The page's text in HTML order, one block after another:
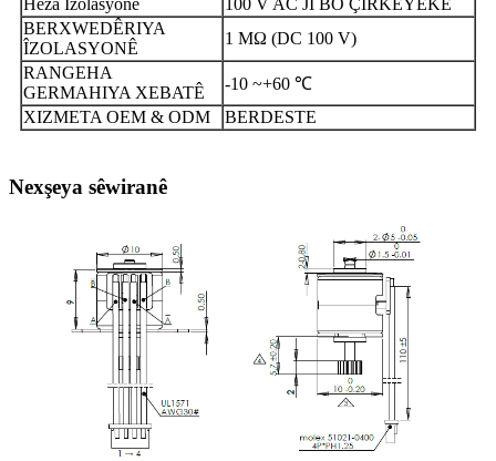
Hêza Îzolasyonê
100 V AC JI BO ÇIRKEYEKÊ
BERXWEDÊRIYA
ÎZOLASYONÊ
1 MΩ (DC 100 V)
RANGEHA
GERMAHIYA XEBATÊ
-10 ~+60 ℃
XIZMETA OEM & ODM
BERDESTE
Nexşeya sêwiranê